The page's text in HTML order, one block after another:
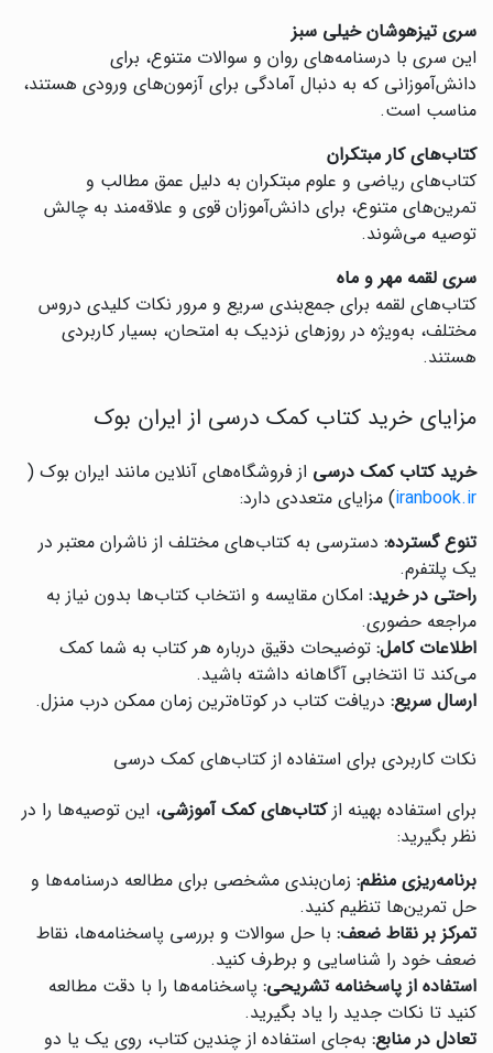
سری تیزهوشان خیلی سبز
این سری با درسنامه‌های روان و سوالات متنوع، برای
دانش‌آموزانی که به دنبال آمادگی برای آزمون‌های ورودی هستند،
مناسب است.
کتاب‌های کار مبتکران
کتاب‌های ریاضی و علوم مبتکران به دلیل عمق مطالب و
تمرین‌های متنوع، برای دانش‌آموزان قوی و علاقه‌مند به چالش
توصیه می‌شوند.
سری لقمه مهر و ماه
کتاب‌های لقمه برای جمع‌بندی سریع و مرور نکات کلیدی دروس
مختلف، به‌ویژه در روزهای نزدیک به امتحان، بسیار کاربردی
هستند.
مزایای خرید کتاب کمک درسی از ایران بوک
خرید کتاب کمک درسی از فروشگاه‌های آنلاین مانند ایران بوک (
iranbook.ir) مزایای متعددی دارد:
تنوع گسترده: دسترسی به کتاب‌های مختلف از ناشران معتبر در
یک پلتفرم.
راحتی در خرید: امکان مقایسه و انتخاب کتاب‌ها بدون نیاز به
مراجعه حضوری.
اطلاعات کامل: توضیحات دقیق درباره هر کتاب به شما کمک
می‌کند تا انتخابی آگاهانه داشته باشید.
ارسال سریع: دریافت کتاب در کوتاه‌ترین زمان ممکن درب منزل.
نکات کاربردی برای استفاده از کتاب‌های کمک درسی
برای استفاده بهینه ازکتاب‌های کمک آموزشی، این توصیه‌ها را در
نظر بگیرید:
برنامه‌ریزی منظم: زمان‌بندی مشخصی برای مطالعه درسنامه‌ها و
حل تمرین‌ها تنظیم کنید.
تمرکز بر نقاط ضعف: با حل سوالات و بررسی پاسخنامه‌ها، نقاط
ضعف خود را شناسایی و برطرف کنید.
استفاده از پاسخنامه تشریحی: پاسخنامه‌ها را با دقت مطالعه
کنید تا نکات جدید را یاد بگیرید.
تعادل در منابع: به‌جای استفاده از چندین کتاب، روی یک یا دو